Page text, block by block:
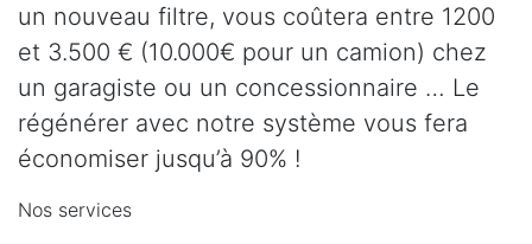
un nouveau filtre, vous coûtera entre 1200
et 3.500 € (10.000€ pour un camion) chez
un garagiste ou un concessionnaire … Le
régénérer avec notre système vous fera
économiser jusqu’à 90% !
Nos services